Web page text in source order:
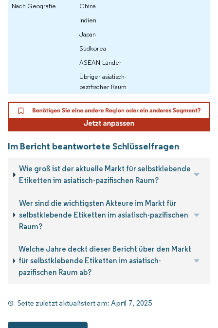
Nach Geografie
China
Indien
Japan
Südkorea
ASEAN-Länder
Übriger asiatisch-
pazifischer Raum
Im Bericht beantwortete Schlüsselfragen
Wie groß ist der aktuelle Markt für selbstklebende
Etiketten im asiatisch-pazifischen Raum?
Wer sind die wichtigsten Akteure im Markt für
selbstklebende Etiketten im asiatisch-pazifischen
Raum?
Welche Jahre deckt dieser Bericht über den Markt
für selbstklebende Etiketten im asiatisch-
pazifischen Raum ab?
Seite zuletzt aktualisiert am:April 7, 2025